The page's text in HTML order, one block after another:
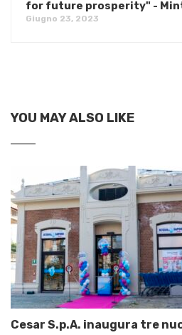
for future prosperity" -
Giugno 23, 2023
YOU MAY ALSO LIKE
Cesar S.p.A. inaugura tre